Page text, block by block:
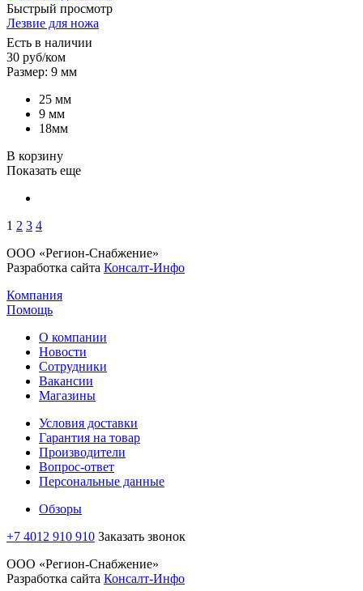
Быстрый просмотр
Лезвие для ножа
Есть в наличии
30 руб/ком
Размер: 9 мм
25 мм
9 мм
18мм
В корзину
Показать еще
1 2 3 4
ООО «Регион-Снабжение»
Разработка сайта Консалт-Инфо
Компания
Помощь
О компании
Новости
Сотрудники
Вакансии
Магазины
Условия доставки
Гарантия на товар
Производители
Вопрос-ответ
Персональные данные
Обзоры
+7 4012 910 910 Заказать звонок
ООО «Регион-Снабжение»
Разработка сайта Консалт-Инфо